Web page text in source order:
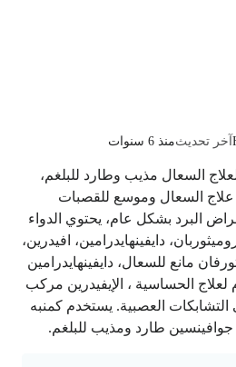
آخر تحديثمنذ 6 سنوات
السعال مذيب وطارد للبلغم،
السعال وموسع للقصبات
البرد بشكل عام، يحتوي الدواء
دايفينهايدرامين، افيدرين،
مانع للسعال، دايفينهايدرامين
الحساسية ، الإيفيدرين مركب
التشابكات العصبية. يستخدم كمنبه
جوافينسين طارد ومذيب للبلغم.